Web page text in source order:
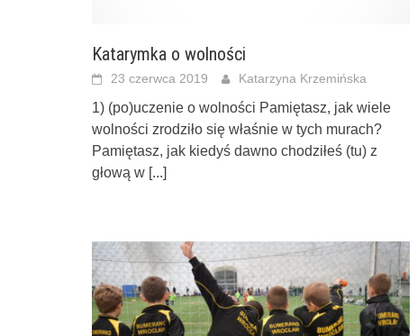
Katarymka o wolności
23 czerwca 2019 Katarzyna Krzemińska
1) (po)uczenie o wolności Pamiętasz, jak wiele
wolności zrodziło się właśnie w tych murach?
Pamiętasz, jak kiedyś dawno chodziłeś (tu) z
głową w [...]